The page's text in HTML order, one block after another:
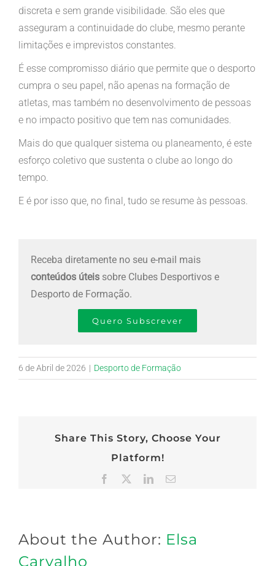
discreta e sem grande visibilidade. São eles que
asseguram a continuidade do clube, mesmo perante
limitações e imprevistos constantes.
É esse compromisso diário que permite que o desporto
cumpra o seu papel, não apenas na formação de
atletas, mas também no desenvolvimento de pessoas
e no impacto positivo que tem nas comunidades.
Mais do que qualquer sistema ou planeamento, é este
esforço coletivo que sustenta o clube ao longo do
tempo.
E é por isso que, no final, tudo se resume às pessoas.
Receba diretamente no seu e-mail mais
conteúdos úteis sobre Clubes Desportivos e
Desporto de Formação.
Quero Subscrever
6 de Abril de 2026 | Desporto de Formação
Share This Story, Choose Your
Platform!
Facebook LinkedInEmail
About the Author: Elsa
Carvalho